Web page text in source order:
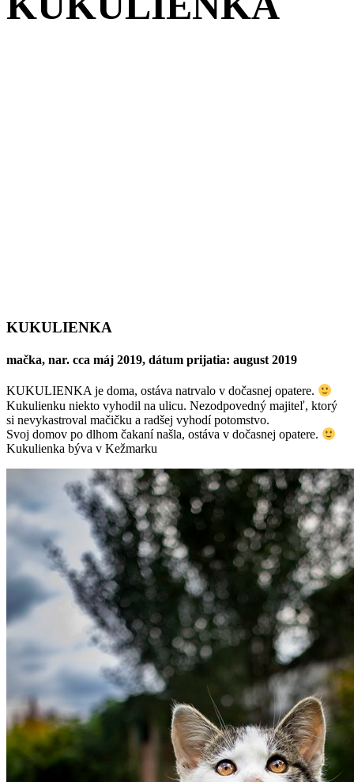
KUKULIENKA
mačka, nar. cca máj 2019, dátum prijatia: august 2019
KUKULIENKA je doma, ostáva natrvalo v dočasnej opatere.
Kukulienku niekto vyhodil na ulicu. Nezodpovedný majiteľ, ktorý
si nevykastroval mačičku a radšej vyhodí potomstvo.
Svoj domov po dlhom čakaní našla, ostáva v dočasnej opatere.
Kukulienka býva v Kežmarku